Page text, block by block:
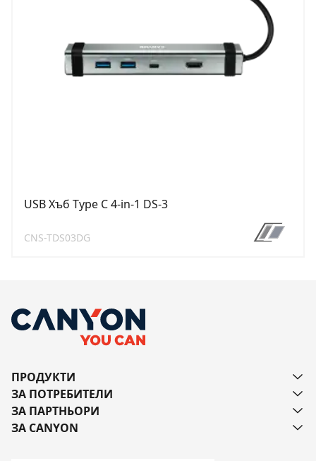
USB Хъб Type C 4-in-1 DS-3
CNS-TDS03DG
ПРОДУКТИ
ЗА ПОТРЕБИТЕЛИ
ЗА ПАРТНЬОРИ
ЗА CANYON